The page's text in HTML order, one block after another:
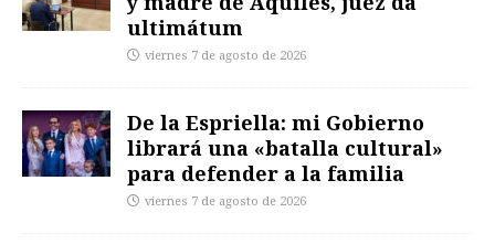
ultimátum
viernes 7 de agosto de 2026
De la Espriella: mi Gobierno
librará una «batalla cultural»
para defender a la familia
viernes 7 de agosto de 2026